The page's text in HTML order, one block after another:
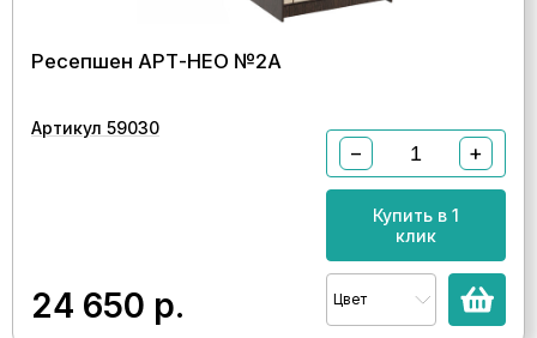
Ресепшен АРТ-НЕО №2А
Артикул 59030
24 650 р.
− +
Купить в 1
клик
Цвет